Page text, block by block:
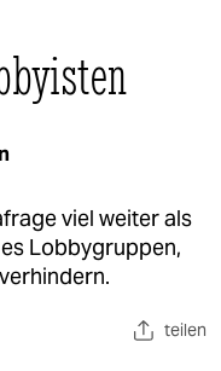
viel weiter als
Lobbygruppen,
teilen